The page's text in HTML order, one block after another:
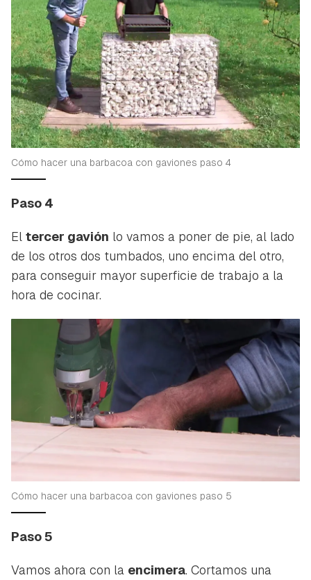
Cómo hacer una barbacoa con gaviones paso 4
Paso 4
El tercer gavión lo vamos a poner de pie, al lado
de los otros dos tumbados, uno encima del otro,
para conseguir mayor superficie de trabajo a la
hora de cocinar.
Cómo hacer una barbacoa con gaviones paso 5
Paso 5
Vamos ahora con la encimera. Cortamos una